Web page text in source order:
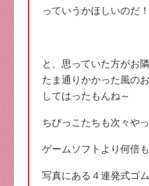
っていうかほしいのだ！
と、思っていた方がお
たま通りかかった風の
してはったもんね～
ちびっこたちも次々や
ゲームソフトより何倍
写真にある４連発式ゴ